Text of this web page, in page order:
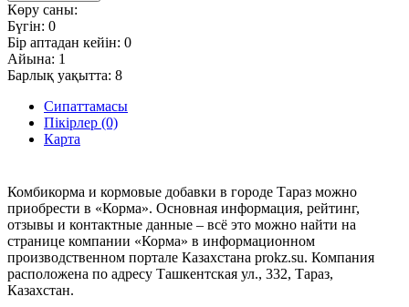
Көру саны:
Бүгін: 0
Бір аптадан кейін: 0
Айына: 1
Барлық уақытта: 8
Сипаттамасы
Пікірлер (0)
Карта
Комбикорма и кормовые добавки в городе Тараз можно
приобрести в «Корма». Основная информация, рейтинг,
отзывы и контактные данные – всё это можно найти на
странице компании «Корма» в информационном
производственном портале Казахстана prokz.su. Компания
расположена по адресу Ташкентская ул., 332, Тараз,
Казахстан.